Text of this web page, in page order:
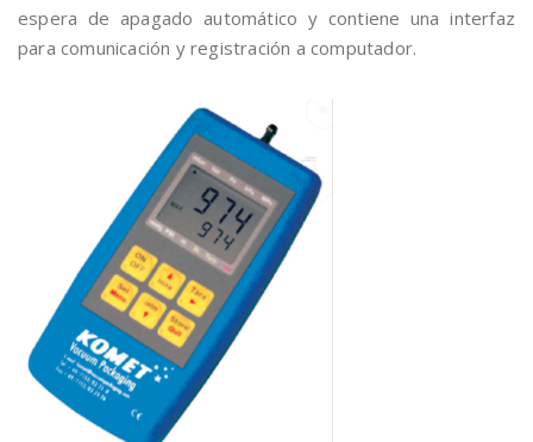
espera de apagado automático y contiene una interfaz
para comunicación y registración a computador.